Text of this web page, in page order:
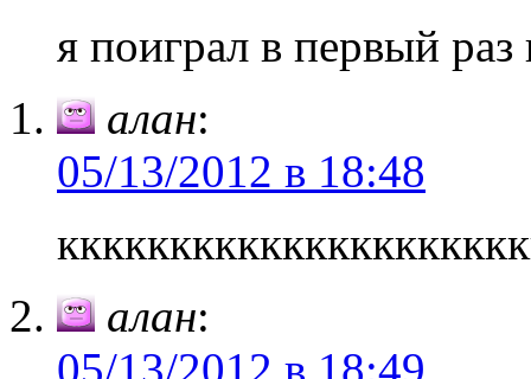
я поиграл в первый
алан:
05/13/2012 в 18:48
алан:
05/13/2012 в 18:49